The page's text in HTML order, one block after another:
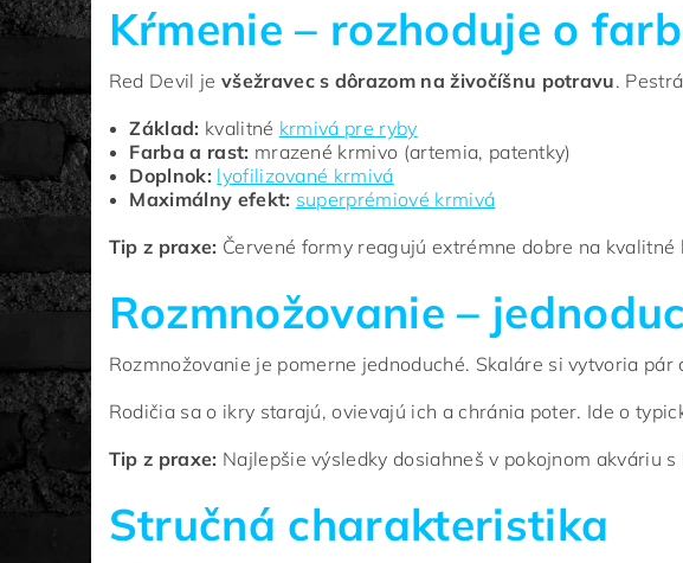
Kŕmenie – rozhoduje o
Red Devil je všežravec s dôrazom na živočíšnu potravu.
Základ: kvalitné krmivá pre ryby
Farba a rast: mrazené krmivo (artemia, patentky)
Doplnok: lyofilizované krmivá
Maximálny efekt: superprémiové krmivá
Tip z praxe: Červené formy reagujú extrémne dobre na
Rozmnožovanie –
Rozmnožovanie je pomerne jednoduché. Skaláre si vytvoria
Rodičia sa o ikry starajú, ovievajú ich a chránia poter. Ide o
Tip z praxe: Najlepšie výsledky dosiahneš v pokojnom akváriu
Stručná charakteristika